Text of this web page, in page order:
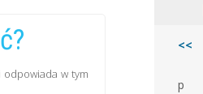
w tym
<<
p